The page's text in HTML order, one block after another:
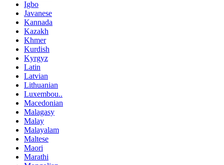
Igbo
Javanese
Kannada
Kazakh
Khmer
Kurdish
Kyrgyz
Latin
Latvian
Lithuanian
Luxembou..
Macedonian
Malagasy
Malay
Malayalam
Maltese
Maori
Marathi